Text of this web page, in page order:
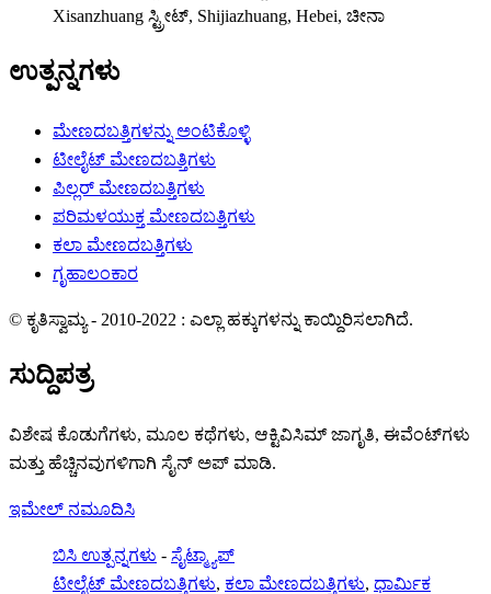
Xisanzhuang ಸ್ಟ್ರೀಟ್, Shijiazhuang, Hebei, ಚೀನಾ
ಉತ್ಪನ್ನಗಳು
ಮೇಣದಬತ್ತಿಗಳನ್ನು ಅಂಟಿಕೊಳ್ಳಿ
ಟೀಲೈಟ್ ಮೇಣದಬತ್ತಿಗಳು
ಪಿಲ್ಲರ್ ಮೇಣದಬತ್ತಿಗಳು
ಪರಿಮಳಯುಕ್ತ ಮೇಣದಬತ್ತಿಗಳು
ಕಲಾ ಮೇಣದಬತ್ತಿಗಳು
ಗೃಹಾಲಂಕಾರ
© ಕೃತಿಸ್ವಾಮ್ಯ - 2010-2022 : ಎಲ್ಲಾ ಹಕ್ಕುಗಳನ್ನು ಕಾಯ್ದಿರಿಸಲಾಗಿದೆ.
ಸುದ್ದಿಪತ್ರ
ವಿಶೇಷ ಕೊಡುಗೆಗಳು, ಮೂಲ ಕಥೆಗಳು, ಆಕ್ಟಿವಿಸಿಮ್ ಜಾಗೃತಿ, ಈವೆಂಟ್‌ಗಳು
ಮತ್ತು ಹೆಚ್ಚಿನವುಗಳಿಗಾಗಿ ಸೈನ್ ಅಪ್ ಮಾಡಿ.
ಇಮೇಲ್ ನಮೂದಿಸಿ
ಬಿಸಿ ಉತ್ಪನ್ನಗಳು - ಸೈಟ್ಮ್ಯಾಪ್
ಟೀಲೈಟ್ ಮೇಣದಬತ್ತಿಗಳು, ಕಲಾ ಮೇಣದಬತ್ತಿಗಳು, ಧಾರ್ಮಿಕ